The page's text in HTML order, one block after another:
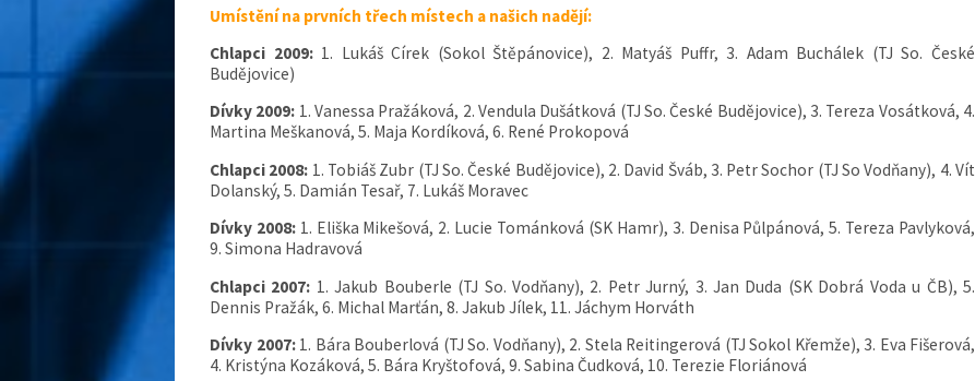
Umístění na prvních třech místech a našich nadějí:
Chlapci 2009: 1. Lukáš Círek (Sokol Štěpánovice), 2. Matyáš Puffr, 3. Adam Buchálek (TJ So. České
Budějovice)
Dívky 2009: 1. Vanessa Pražáková, 2. Vendula Dušátková (TJ So. České Budějovice), 3. Tereza Vosátková, 4.
Martina Meškanová, 5. Maja Kordíková, 6. René Prokopová
Chlapci 2008: 1. Tobiáš Zubr (TJ So. České Budějovice), 2. David Šváb, 3. Petr Sochor (TJ So Vodňany), 4. Vít
Dolanský, 5. Damián Tesař, 7. Lukáš Moravec
Dívky 2008: 1. Eliška Mikešová, 2. Lucie Tománková (SK Hamr), 3. Denisa Půlpánová, 5. Tereza Pavlyková,
9. Simona Hadravová
Chlapci 2007: 1. Jakub Bouberle (TJ So. Vodňany), 2. Petr Jurný, 3. Jan Duda (SK Dobrá Voda u ČB), 5.
Dennis Pražák, 6. Michal Marťán, 8. Jakub Jílek, 11. Jáchym Horváth
Dívky 2007: 1. Bára Bouberlová (TJ So. Vodňany), 2. Stela Reitingerová (TJ Sokol Křemže), 3. Eva Fišerová,
4. Kristýna Kozáková, 5. Bára Kryštofová, 9. Sabina Čudková, 10. Terezie Floriánová